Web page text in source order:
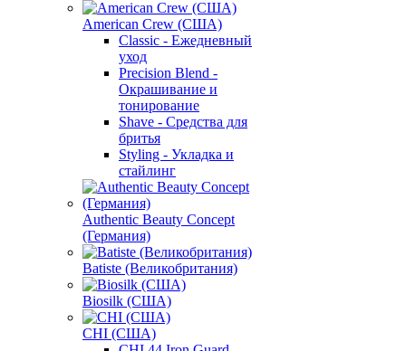
American Crew (США)
Classic - Ежедневный
уход
Precision Blend -
Окрашивание и
тонирование
Shave - Средства для
бритья
Styling - Укладка и
стайлинг
Authentic Beauty Concept
(Германия)
Batiste (Великобритания)
Biosilk (США)
CHI (США)